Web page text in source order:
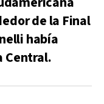
de la Final
había
Central.